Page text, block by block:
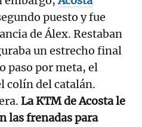
puesto y fue
de Álex. Restaban
un estrecho final
paso por meta, el
colín del catalán.
La KTM de Acosta le
las frenadas para